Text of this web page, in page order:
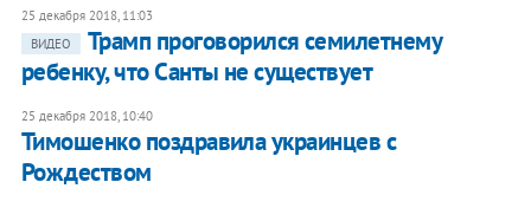
25 декабря 2018, 11:03
ВИДЕО
Трамп проговорился семилетнему
ребенку, что Санты не существует
25 декабря 2018, 10:40
Тимошенко поздравила украинцев с
Рождеством